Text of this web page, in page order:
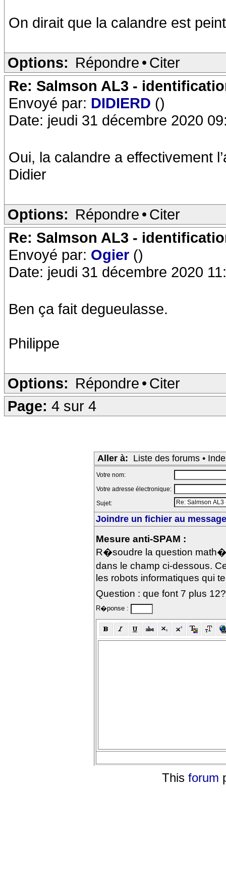
On dirait que la calandre est
Options: Répondre • Citer
Re: Salmson AL3 -
Envoyé par: DIDIERD ()
Date: jeudi 31 décembre 2020
Oui, la calandre a effectivement
Didier
Options: Répondre • Citer
Re: Salmson AL3 -
Envoyé par: Ogier ()
Date: jeudi 31 décembre 2020
Ben ça fait degueulasse.
Philippe
Options: Répondre • Citer
Page: 4 sur 4
Aller à: Liste des forums •
Votre nom:
Votre adresse électronique:
Sujet:
Joindre un fichier au
Mesure anti-SPAM :
R�soudre la question
dans le champ ci-dessous.
les robots informatiques qui
Question : que font 7 plus 12?
R�ponse :
This forum